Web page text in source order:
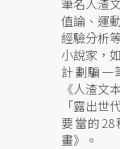
筆名人渣
值論、運
經驗分析
小說家，
計劃騙一
《人渣文
「露出世
要當的
畫》。